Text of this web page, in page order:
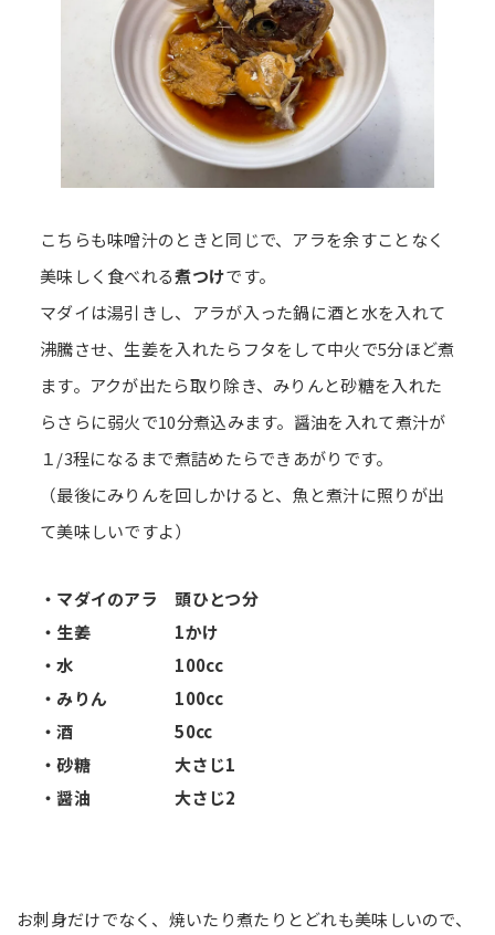
こちらも味噌汁のときと同じで、アラを余すことなく
美味しく食べれる煮つけです。
マダイは湯引きし、アラが入った鍋に酒と水を入れて
沸騰させ、生姜を入れたらフタをして中火で5分ほど煮
ます。アクが出たら取り除き、みりんと砂糖を入れた
らさらに弱火で10分煮込みます。醤油を入れて煮汁が
１/3程になるまで煮詰めたらできあがりです。
（最後にみりんを回しかけると、魚と煮汁に照りが出
て美味しいですよ）
・マダイのアラ 頭ひとつ分
・生姜 1かけ
・水 100cc
・みりん 100cc
・酒 50cc
・砂糖 大さじ1
・醤油 大さじ2
お刺身だけでなく、焼いたり煮たりとどれも美味しいので、